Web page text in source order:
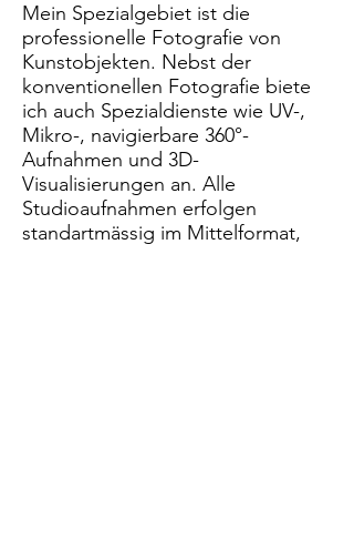
Mein Spezialgebiet ist die
professionelle Fotografie von
Kunstobjekten. Nebst der
konventionellen Fotografie biete
ich auch Spezialdienste wie UV-,
Mikro-, navigierbare 360°-
Aufnahmen und 3D-
Visualisierungen an. Alle
Studioaufnahmen erfolgen
standartmässig im Mittelformat,